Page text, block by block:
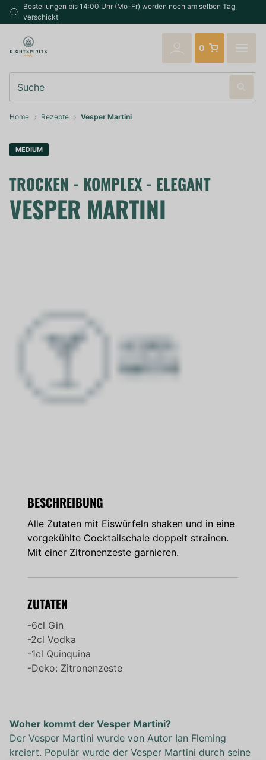
Bestellungen bis 14:00 Uhr (Mo-Fr) werden noch am selben Tag
verschickt
0
Home Rezepte Vesper Martini
MEDIUM
TROCKEN - KOMPLEX - ELEGANT
VESPER MARTINI
BESCHREIBUNG
Alle Zutaten mit Eiswürfeln shaken und in eine
vorgekühlte Cocktailschale doppelt strainen.
Mit einer Zitronenzeste garnieren.
ZUTATEN
-6cl Gin
-2cl Vodka
-1cl Quinquina
-Deko: Zitronenzeste
Woher kommt der Vesper Martini?
Der Vesper Martini wurde von Autor Ian Fleming
kreiert. Populär wurde der Vesper Martini durch seine